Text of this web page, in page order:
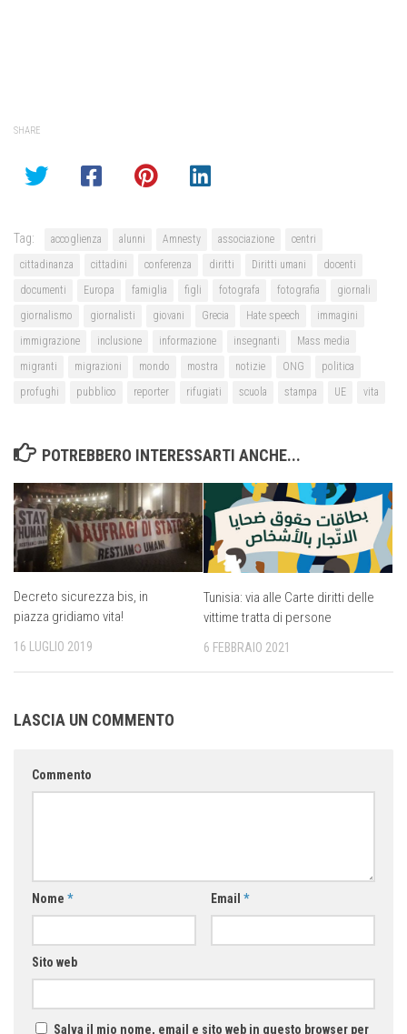
SHARE
Tag: accoglienza alunni Amnesty associazione
centri
cittadinanza
cittadini conferenza diritti Diritti umani
docenti
documenti
Europa famiglia figli fotografa fotografia
giornali
giornalismo
giornalisti giovani Grecia Hate speech
immagini
immigrazione
inclusione informazione insegnanti
Mass media
migranti
migrazioni mondo mostra notizie ONG
politica
profughi
pubblico reporter rifugiati scuola stampa UE vita
POTREBBERO INTERESSARTI ANCHE...
Decreto sicurezza bis, in
piazza gridiamo vita!
16 LUGLIO 2019
Tunisia: via alle Carte diritti delle
vittime tratta di persone
6 FEBBRAIO 2021
LASCIA UN COMMENTO
Commento
Nome * Email *
Sito web
Salva il mio nome, email e sito web in questo browser per